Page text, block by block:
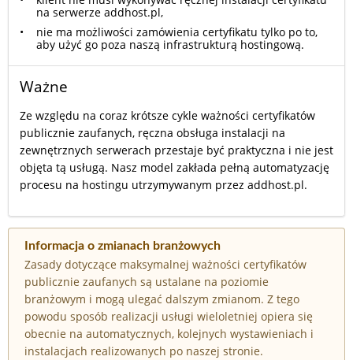
na serwerze addhost.pl,
nie ma możliwości zamówienia certyfikatu tylko po to,
aby użyć go poza naszą infrastrukturą hostingową.
Ważne
Ze względu na coraz krótsze cykle ważności certyfikatów
publicznie zaufanych, ręczna obsługa instalacji na
zewnętrznych serwerach przestaje być praktyczna i nie jest
objęta tą usługą. Nasz model zakłada pełną automatyzację
procesu na hostingu utrzymywanym przez addhost.pl.
Informacja o zmianach branżowych
Zasady dotyczące maksymalnej ważności certyfikatów
publicznie zaufanych są ustalane na poziomie
branżowym i mogą ulegać dalszym zmianom. Z tego
powodu sposób realizacji usługi wieloletniej opiera się
obecnie na automatycznych, kolejnych wystawieniach i
instalacjach realizowanych po naszej stronie.